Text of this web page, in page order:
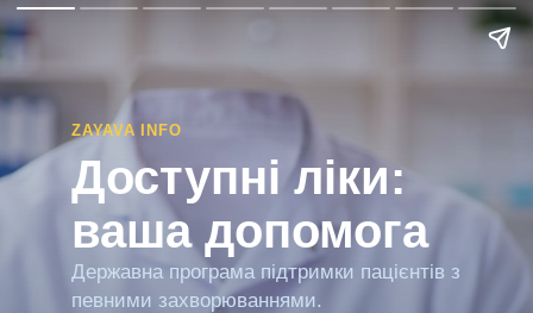
ZAYAVA INFO
Доступні ліки:
ваша допомога
Державна програма підтримки пацієнтів з
певними захворюваннями.